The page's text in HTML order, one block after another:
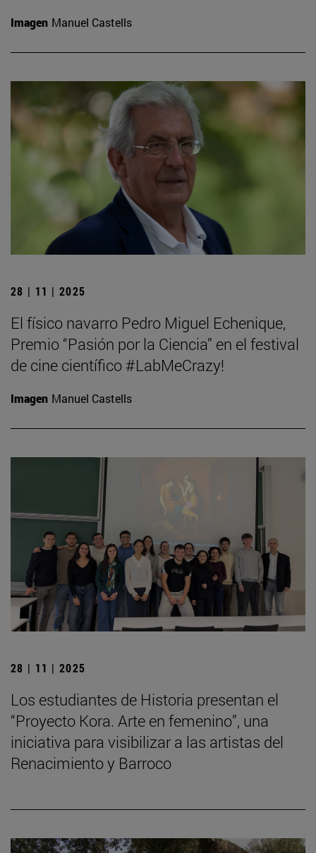
Imagen Manuel Castells
28 | 11 | 2025
El físico navarro Pedro Miguel Echenique,
Premio “Pasión por la Ciencia” en el festival
de cine científico #LabMeCrazy!
Imagen Manuel Castells
28 | 11 | 2025
Los estudiantes de Historia presentan el
“Proyecto Kora. Arte en femenino”, una
iniciativa para visibilizar a las artistas del
Renacimiento y Barroco